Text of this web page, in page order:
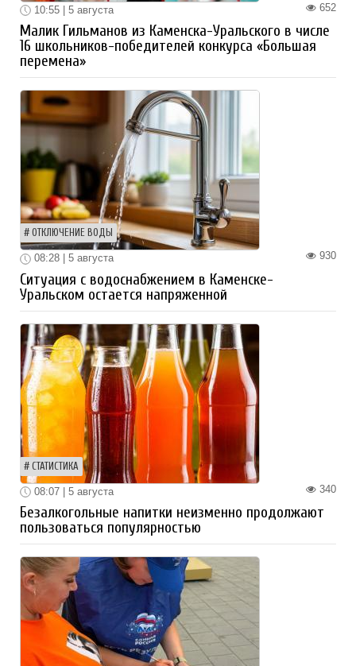
652
10:55 | 5 августа
Малик Гильманов из Каменска-Уральского в числе
16 школьников-победителей конкурса «Большая
перемена»
ОТКЛЮЧЕНИЕ ВОДЫ
930
08:28 | 5 августа
Ситуация с водоснабжением в Каменске-
Уральском остается напряженной
СТАТИСТИКА
340
08:07 | 5 августа
Безалкогольные напитки неизменно продолжают
пользоваться популярностью